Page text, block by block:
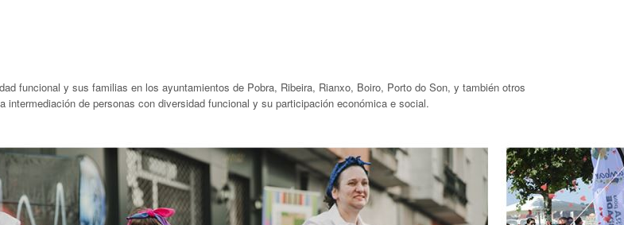
funcional y sus familias en los ayuntamientos de Pobra, Ribeira, Rianxo, Boiro, Porto do Son, y también otros
de personas con diversidad funcional y su participación económica e social.